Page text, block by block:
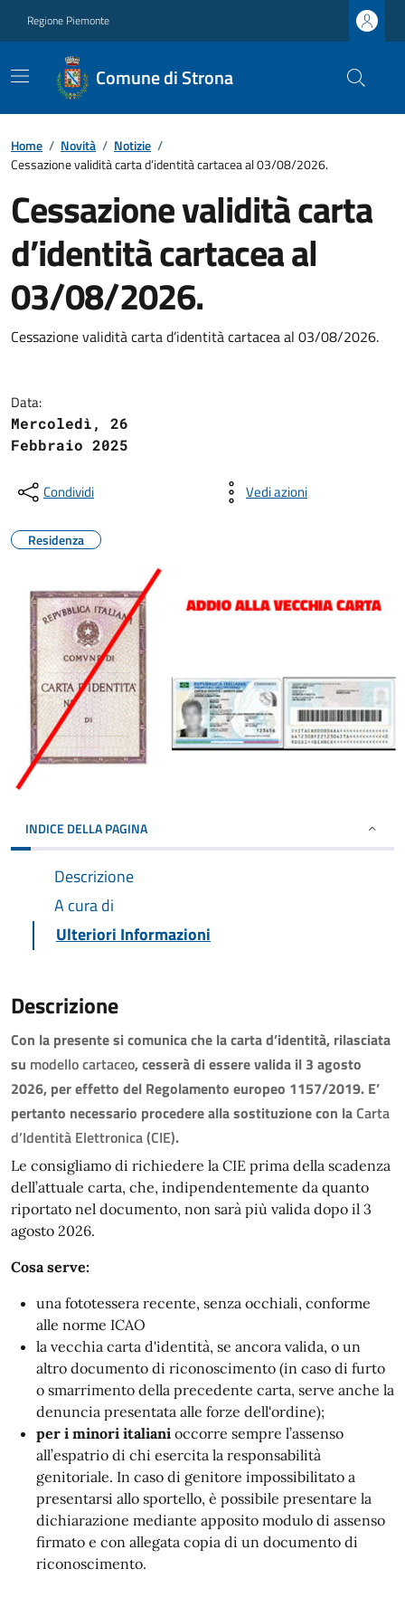
Regione Piemonte
Comune di Strona
Home / Novità / Notizie /
Cessazione validità carta d’identità cartacea al 03/08/2026.
Cessazione validità carta
d’identità cartacea al
03/08/2026.
Cessazione validità carta d’identità cartacea al 03/08/2026.
Data:
Mercoledì, 26
Febbraio 2025
Condividi Vedi azioni
Residenza
INDICE DELLA PAGINA
Descrizione
A cura di
Ulteriori Informazioni
Descrizione
Con la presente si comunica che la carta d’identità, rilasciata
su modello cartaceo, cesserà di essere valida il 3 agosto
2026, per effetto del Regolamento europeo 1157/2019. E’
pertanto necessario procedere alla sostituzione con laCarta
d’Identità Elettronica (CIE).
Le consigliamo di richiedere la CIE prima della scadenza
dell’attuale carta, che, indipendentemente da quanto
riportato nel documento, non sarà più valida dopo il 3
agosto 2026.
Cosa serve:
una fototessera recente, senza occhiali, conforme
alle norme ICAO
la vecchia carta d'identità, se ancora valida, o un
altro documento di riconoscimento (in caso di furto
o smarrimento della precedente carta, serve anche la
denuncia presentata alle forze dell'ordine);
per i minori italiani occorre sempre l’assenso
all’espatrio di chi esercita la responsabilità
genitoriale. In caso di genitore impossibilitato a
presentarsi allo sportello, è possibile presentare la
dichiarazione mediante apposito modulo di assenso
firmato e con allegata copia di un documento di
riconoscimento.